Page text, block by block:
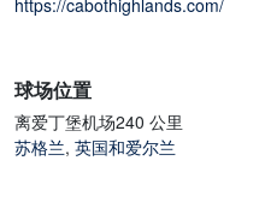
球场位置
离爱丁堡机场240 公里
苏格兰, 英国和爱尔兰